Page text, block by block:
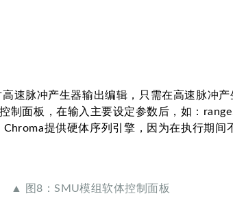
速脉冲产生器输出编辑，只需在高速脉冲
制面板，在输入主要设定参数后，如：
提供硬体序列引擎，因为在执行期
▲ 图8：SMU模组软体控制面板